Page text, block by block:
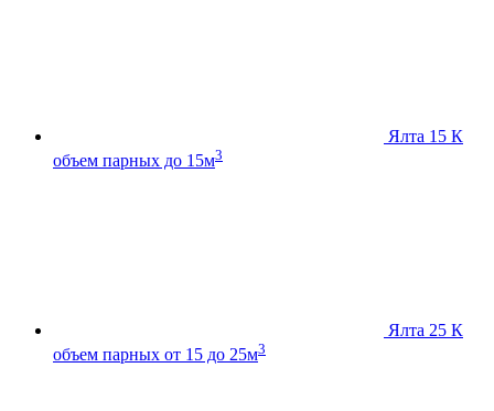
Ялта 15 К
объем парных до 15м3
Ялта 25 К
объем парных от 15 до 25м3